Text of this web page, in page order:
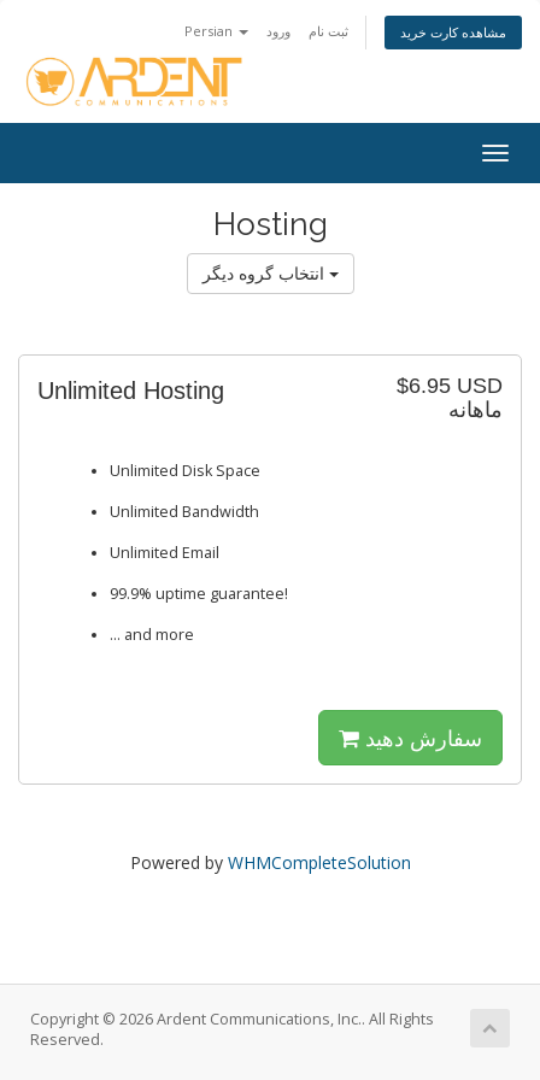
Persian ورود ثبت نام مشاهده کارت خرید
Hosting
$6.95 USD
ماهانه
Unlimited Hosting
Unlimited Disk Space
Unlimited Bandwidth
Unlimited Email
99.9% uptime guarantee!
... and more
سفارش دهید
Powered by WHMCompleteSolution
Copyright © 2026 Ardent Communications, Inc.. All Rights
Reserved.